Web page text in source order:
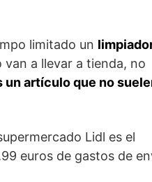
limitado un
a llevar a tienda, no
un artículo que no
Lidl es el
euros de gastos de